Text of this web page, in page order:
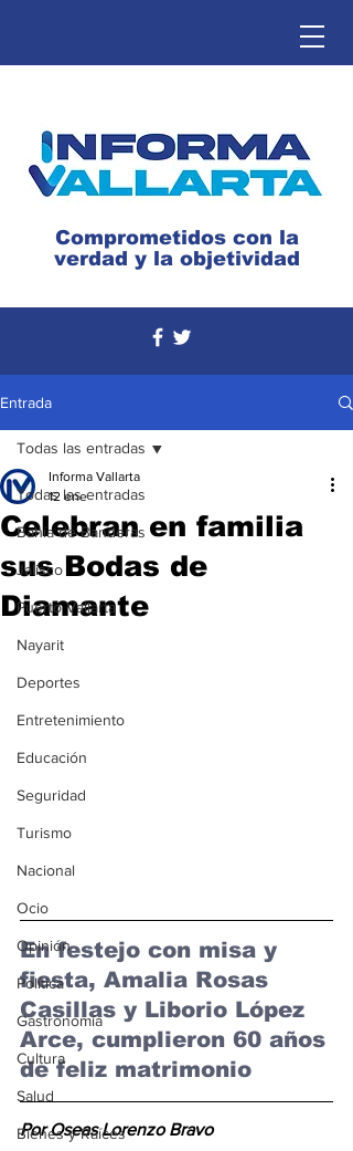
Comprometidos con la
verdad y la objetividad
Entrada
Todas las entradas
Bahía de Banderas
Jalisco
Puerto Vallarta
Nayarit
Deportes
Entretenimiento
Educación
Seguridad
Turismo
Nacional
Ocio
Opinión
Política
Gastronomía
Cultura
Salud
Bienes y Raíces
Todas las entradas
Celebran en familia
sus Bodas de
Diamante
Informa Vallarta
12 ene
En festejo con misa y
fiesta, Amalia Rosas
Casillas y Liborio López
Arce, cumplieron 60 años
de feliz matrimonio
Por Oseas Lorenzo Bravo